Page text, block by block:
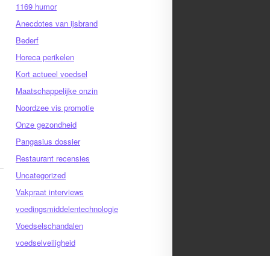
1169 humor
Anecdotes van ijsbrand
Bederf
Horeca perikelen
Kort actueel voedsel
Maatschappelijke onzin
Noordzee vis promotie
Onze gezondheid
Pangasius dossier
Restaurant recensies
Uncategorized
Vakpraat interviews
voedingsmiddelentechnologie
Voedselschandalen
voedselveiligheid